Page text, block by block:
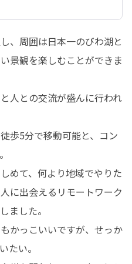
、周囲は日本一のびわ湖と
景観を楽しむことができま
人との交流が盛んに行われ
歩5分で移動可能と、コン
めて、何より地域でやりた
に出会えるリモートワーク
ました。
かっこいいですが、せっか
たい。